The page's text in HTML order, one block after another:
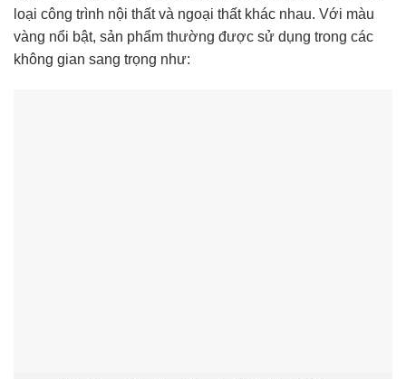
loại công trình nội thất và ngoại thất khác nhau. Với màu
vàng nổi bật, sản phẩm thường được sử dụng trong các
không gian sang trọng như: